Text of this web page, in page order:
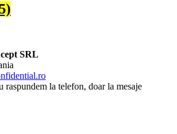
SRL
raspundem la telefon, doar la mesaje